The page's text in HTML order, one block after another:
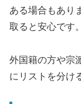
ある場合もあり
取ると安心です。
外国籍の方や宗
にリストを分け